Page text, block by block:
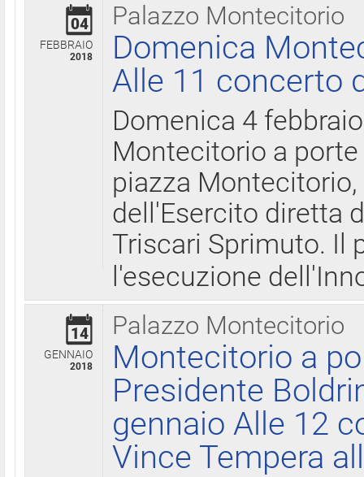
Palazzo Montecitorio
04
FEBBRAIO
2018
Domenica
Alle 11 concerto
Domenica 4
Montecitorio a
piazza
dell'Esercito diretta
Triscari Sprimuto. Il
l'esecuzione
Palazzo Montecitorio
14
GENNAIO
2018
Montecitorio a
Presidente
gennaio Alle 12
Vince Tempera